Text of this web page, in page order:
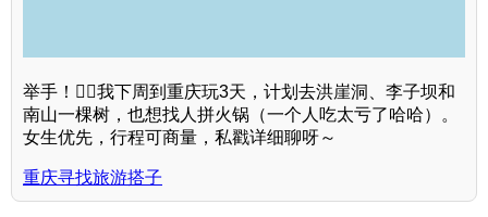
举手！🙋‍♀️我下周到重庆玩3天，计划去洪崖洞、李子坝和
南山一棵树，也想找人拼火锅（一个人吃太亏了哈哈）。
女生优先，行程可商量，私戳详细聊呀～
重庆寻找旅游搭子